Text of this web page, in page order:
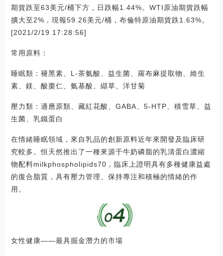
期貨跌至63美元/桶下方，日跌幅1.44%。WTI原油期貨跌幅
擴大至2%，現報59.26美元/桶，布倫特原油期貨跌1.63%。
[2021/2/19 17:28:56]
常用原料：
睡眠類：褪黑素、L-茶氨酸、益生菌、羅布麻提取物、維生
素、鎂、酸棗仁、氨基酸、纈草、洋甘菊
壓力類：適應原類、藏紅花酸、GABA、5-HTP、積雪草、益
生菌、乳鐵蛋白
在情緒睡眠領域，來自乳品的創新原料近年來開發及臨床研
究較多。恒天然推出了一種來源于牛奶磷脂的乳清蛋白濃縮
物配料milkphospholipids70，臨床上證明具有多種健康益處
的復合脂質，具有壓力管理、保持專注和積極的情緒的作
用。
女性健康——最具掘金潛力的市場